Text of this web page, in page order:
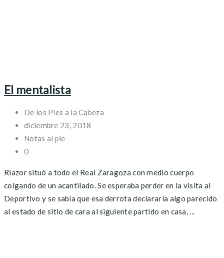
El mentalista
De los Pies a la Cabeza
diciembre 23, 2018
Notas al pie
0
Riazor situó a todo el Real Zaragoza con medio cuerpo
colgando de un acantilado. Se esperaba perder en la visita al
Deportivo y se sabía que esa derrota declararía algo parecido
al estado de sitio de cara al siguiente partido en casa, ...